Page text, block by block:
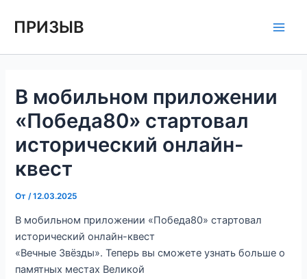
ПРИЗЫВ
В мобильном приложении
«Победа80» стартовал
исторический онлайн-
квест
От /12.03.2025
В мобильном приложении «Победа80» стартовал
исторический онлайн-квест
«Вечные Звёзды». Теперь вы сможете узнать больше о
памятных местах Великой
по